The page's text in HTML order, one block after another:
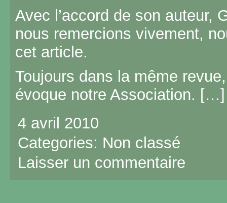
Avec l’accord de son auteur,
nous remercions vivement,
cet article.
Toujours dans la même
évoque notre Association. […]
4 avril 2010
Categories: Non classé
Laisser un commentaire